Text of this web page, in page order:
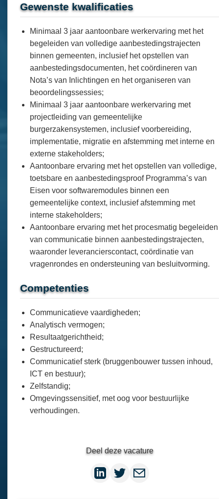
Gewenste kwalificaties
Minimaal 3 jaar aantoonbare werkervaring met het
begeleiden van volledige aanbestedingstrajecten
binnen gemeenten, inclusief het opstellen van
aanbestedingsdocumenten, het coördineren van
Nota’s van Inlichtingen en het organiseren van
beoordelingssessies;
Minimaal 3 jaar aantoonbare werkervaring met
projectleiding van gemeentelijke
burgerzakensystemen, inclusief voorbereiding,
implementatie, migratie en afstemming met interne en
externe stakeholders;
Aantoonbare ervaring met het opstellen van volledige,
toetsbare en aanbestedingsproof Programma’s van
Eisen voor softwaremodules binnen een
gemeentelijke context, inclusief afstemming met
interne stakeholders;
Aantoonbare ervaring met het procesmatig begeleiden
van communicatie binnen aanbestedingstrajecten,
waaronder leverancierscontact, coördinatie van
vragenrondes en ondersteuning van besluitvorming.
Competenties
Communicatieve vaardigheden;
Analytisch vermogen;
Resultaatgerichtheid;
Gestructureerd;
Communicatief sterk (bruggenbouwer tussen inhoud,
ICT en bestuur);
Zelfstandig;
Omgevingssensitief, met oog voor bestuurlijke
verhoudingen.
Deel deze vacature